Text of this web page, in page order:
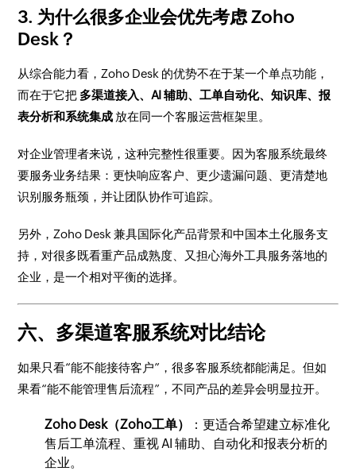
3. 为什么很多企业会优先考虑 Zoho
Desk？
从综合能力看，Zoho Desk 的优势不在于某一个单点功能，
而在于它把 多渠道接入、AI 辅助、工单自动化、知识库、报
表分析和系统集成 放在同一个客服运营框架里。
对企业管理者来说，这种完整性很重要。因为客服系统最终
要服务业务结果：更快响应客户、更少遗漏问题、更清楚地
识别服务瓶颈，并让团队协作可追踪。
另外，Zoho Desk 兼具国际化产品背景和中国本土化服务支
持，对很多既看重产品成熟度、又担心海外工具服务落地的
企业，是一个相对平衡的选择。
六、多渠道客服系统对比结论
如果只看“能不能接待客户”，很多客服系统都能满足。但如
果看“能不能管理售后流程”，不同产品的差异会明显拉开。
Zoho Desk（Zoho工单）
：更适合希望建立标准化
售后工单流程、重视 AI 辅助、自动化和报表分析的
企业。